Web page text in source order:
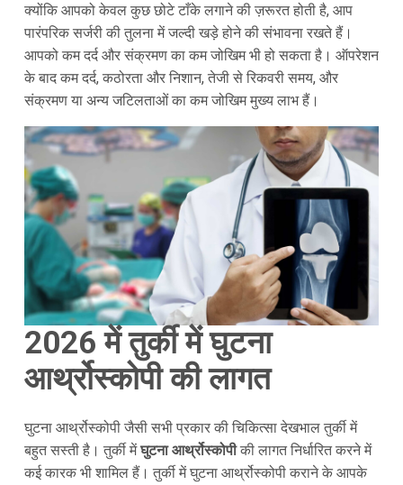
क्योंकि आपको केवल कुछ छोटे टाँके लगाने की ज़रूरत होती है, आप
पारंपरिक सर्जरी की तुलना में जल्दी खड़े होने की संभावना रखते हैं।
आपको कम दर्द और संक्रमण का कम जोखिम भी हो सकता है। ऑपरेशन
के बाद कम दर्द, कठोरता और निशान, तेजी से रिकवरी समय, और
संक्रमण या अन्य जटिलताओं का कम जोखिम मुख्य लाभ हैं।
2026 में तुर्की में घुटना
आर्थ्रोस्कोपी की लागत
घुटना आर्थ्रोस्कोपी जैसी सभी प्रकार की चिकित्सा देखभाल तुर्की में
बहुत सस्ती है। तुर्की मेंघुटना आर्थ्रोस्कोपीकी लागत निर्धारित करने में
कई कारक भी शामिल हैं। तुर्की में घुटना आर्थ्रोस्कोपी कराने के आपके